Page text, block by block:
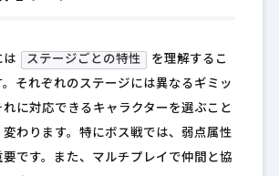
は ステージごとの特性 を理解するこ
。それぞれのステージには異なるギミッ
に対応できるキャラクターを選ぶこと
変わります。特にボス戦では、弱点属性
要です。また、マルチプレイで仲間と協